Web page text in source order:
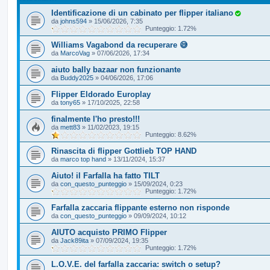
Identificazione di un cabinato per flipper italiano
da johns594 » 15/06/2026, 7:35
Punteggio: 1.72%
Williams Vagabond da recuperare 😅
da MarcoVag » 07/06/2026, 17:34
aiuto bally bazaar non funzionante
da Buddy2025 » 04/06/2026, 17:06
Flipper Eldorado Europlay
da tony65 » 17/10/2025, 22:58
finalmente l'ho presto!!!
da mett83 » 11/02/2023, 19:15
Punteggio: 8.62%
Rinascita di flipper Gottlieb TOP HAND
da marco top hand » 13/11/2024, 15:37
Aiuto! il Farfalla ha fatto TILT
da con_questo_punteggio » 15/09/2024, 0:23
Punteggio: 1.72%
Farfalla zaccaria flippante esterno non risponde
da con_questo_punteggio » 09/09/2024, 10:12
AIUTO acquisto PRIMO Flipper
da Jack89ita » 07/09/2024, 19:35
Punteggio: 1.72%
L.O.V.E. del farfalla zaccaria: switch o setup?